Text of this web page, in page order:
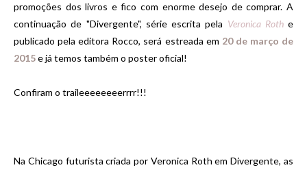
promoções dos livros e fico com enorme desejo de comprar. A
continuação de "Divergente", série escrita pela Veronica Rothe
publicado pela editora Rocco, será estreada em 20 de março de
2015e já temos também o poster oficial!
Confiram o traileeeeeeeerrrr!!!
Na Chicago futurista criada por Veronica Roth em Divergente, as